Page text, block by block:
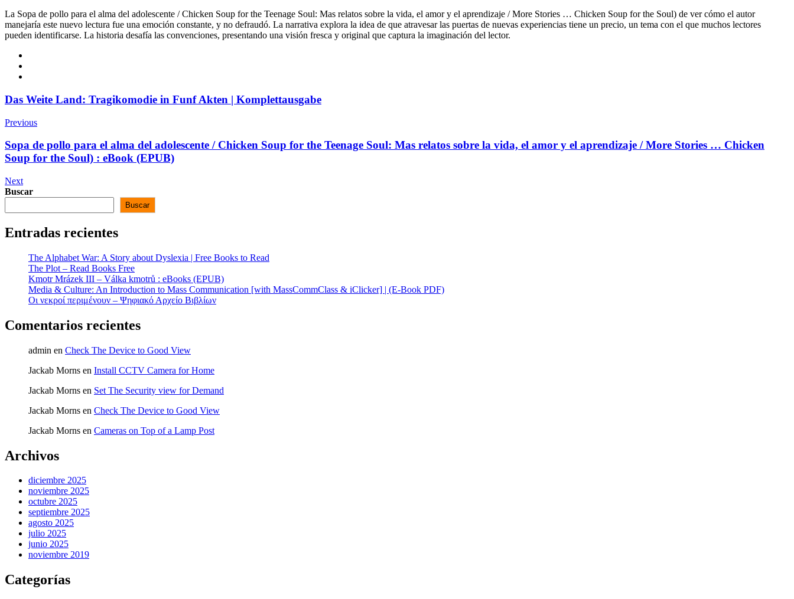
La Sopa de pollo para el alma del adolescente / Chicken Soup for the Teenage Soul: Mas relatos sobre la vida, el amor y el aprendizaje / More Stories … Chicken Soup for the Soul) de ver cómo el autor
manejaría este nuevo lectura fue una emoción constante, y no defraudó. La narrativa explora la idea de que atravesar las puertas de nuevas experiencias tiene un precio, un tema con el que muchos lectores
pueden identificarse. La historia desafía las convenciones, presentando una visión fresca y original que captura la imaginación del lector.
Das Weite Land: Tragikomodie in Funf Akten | Komplettausgabe
Previous
Sopa de pollo para el alma del adolescente / Chicken Soup for the Teenage Soul: Mas relatos sobre la vida, el amor y el aprendizaje / More Stories … Chicken
Soup for the Soul) : eBook (EPUB)
Next
Buscar
Buscar
Entradas recientes
The Alphabet War: A Story about Dyslexia | Free Books to Read
The Plot – Read Books Free
Kmotr Mrázek III – Válka kmotrů : eBooks (EPUB)
Media & Culture: An Introduction to Mass Communication [with MassCommClass & iClicker] | (E-Book PDF)
Οι νεκροί περιμένουν – Ψηφιακό Αρχείο Βιβλίων
Comentarios recientes
admin en Check The Device to Good View
Jackab Morns en Install CCTV Camera for Home
Jackab Morns en Set The Security view for Demand
Jackab Morns en Check The Device to Good View
Jackab Morns en Cameras on Top of a Lamp Post
Archivos
diciembre 2025
noviembre 2025
octubre 2025
septiembre 2025
agosto 2025
julio 2025
junio 2025
noviembre 2019
Categorías